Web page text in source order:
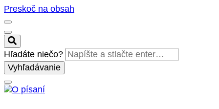
Preskoč na obsah
Hľadáte niečo?